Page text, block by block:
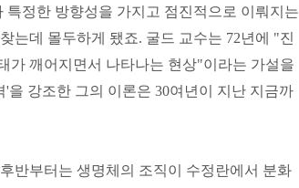
정한 방향성을 가지고 점진적으로 이뤄지는
는데 몰두하게 됐죠. 굴드 교수는 72년에 "진
가 깨어지면서 나타나는 현상"이라는 가설을
강조한 그의 이론은 30여년이 지난 지금까
반부터는 생명체의 조직이 수정란에서 분화